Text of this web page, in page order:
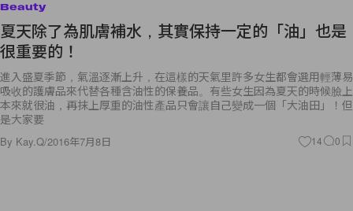
Beauty
夏天除了為肌膚補水，其實保持一定的「油」也是
很重要的！
進入盛夏季節，氣溫逐漸上升，在這樣的天氣里許多女生都會選用輕薄易
吸收的護膚品來代替各種含油性的保養品。有些女生因為夏天的時候臉上
本來就很油，再抹上厚重的油性產品只會讓自己變成一個「大油田」！但
是大家要
By Kay.Q/2016年7月8日 14 0